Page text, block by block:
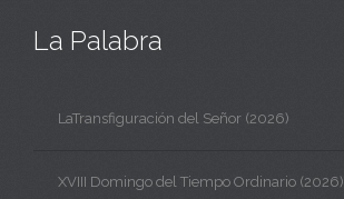
La Palabra
LaTransfiguración del Señor (2026)
XVIII Domingo del Tiempo Ordinario (2026)